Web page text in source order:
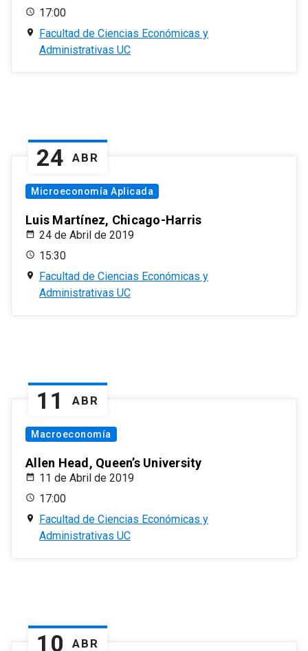
17:00
Facultad de Ciencias Económicas y
Administrativas UC
24 ABR
Microeconomía Aplicada
Luis Martínez, Chicago-Harris
24 de Abril de 2019
15:30
Facultad de Ciencias Económicas y
Administrativas UC
11 ABR
Macroeconomía
Allen Head, Queen’s University
11 de Abril de 2019
17:00
Facultad de Ciencias Económicas y
Administrativas UC
10 ABR